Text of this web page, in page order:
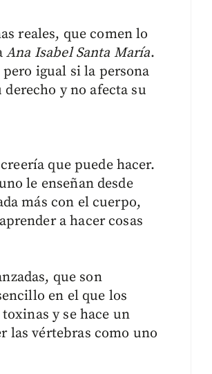
reales, que comen lo
Ana Isabel Santa María.
pero igual si la persona
y no afecta su
que puede hacer.
le enseñan desde
más con el cuerpo,
a hacer cosas
que son
en el que los
y se hace un
las vértebras como uno